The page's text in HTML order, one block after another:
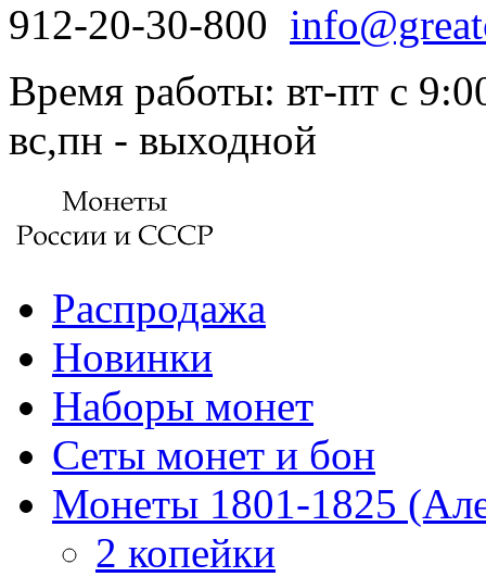
912-20-30-800
Время работы: вт-пт с
вс,пн - выходной
Распродажа
Новинки
Наборы монет
Сеты монет и бон
Монеты 1801-1825
2 копейки